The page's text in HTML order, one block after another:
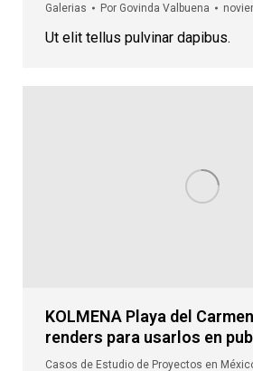
Galerias Por Govinda Valbuena
Ut elit tellus pulvinar dapibus.
KOLMENA Playa del
renders para usarlos en
Casos de Estudio de Proyectos en